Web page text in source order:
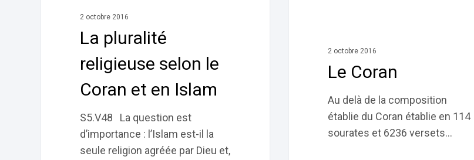
2 octobre 2016
La pluralité
religieuse selon le
Coran et en Islam
S5.V48 La question est
d’importance : l’Islam est-il la
seule religion agréée par Dieu et,
2 octobre 2016
Le Coran
Au delà de la composition
établie du Coran établie en 114
sourates et 6236 versets…